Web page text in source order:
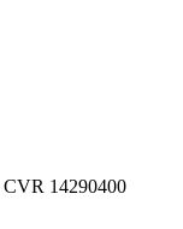
CVR 14290400